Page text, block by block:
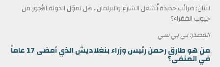
لبنان: ضرائب جديدة تُشعل الشارع والبرلمان.. هل تموّل الدولة الأجور من
جيوب الفقراء؟
المصدر: بي بي سي
من هو طارق رحمن رئيس وزراء بنغلاديش الذي أمضى 17 عاماً
في المنفى؟